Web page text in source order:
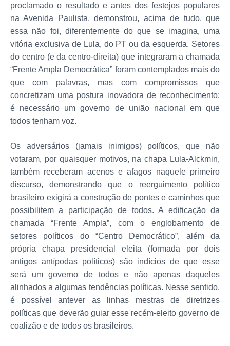
proclamado o resultado e antes dos festejos populares
na Avenida Paulista, demonstrou, acima de tudo, que
essa não foi, diferentemente do que se imagina, uma
vitória exclusiva de Lula, do PT ou da esquerda. Setores
do centro (e da centro-direita) que integraram a chamada
“Frente Ampla Democrática” foram contemplados mais do
que com palavras, mas com compromissos que
concretizam uma postura inovadora de reconhecimento:
é necessário um governo de união nacional em que
todos tenham voz.
Os adversários (jamais inimigos) políticos, que não
votaram, por quaisquer motivos, na chapa Lula-Alckmin,
também receberam acenos e afagos naquele primeiro
discurso, demonstrando que o reerguimento político
brasileiro exigirá a construção de pontes e caminhos que
possibilitem a participação de todos. A edificação da
chamada “Frente Ampla”, com o englobamento de
setores políticos do “Centro Democrático”, além da
própria chapa presidencial eleita (formada por dois
antigos antípodas políticos) são indícios de que esse
será um governo de todos e não apenas daqueles
alinhados a algumas tendências políticas. Nesse sentido,
é possível antever as linhas mestras de diretrizes
políticas que deverão guiar esse recém-eleito governo de
coalizão e de todos os brasileiros.